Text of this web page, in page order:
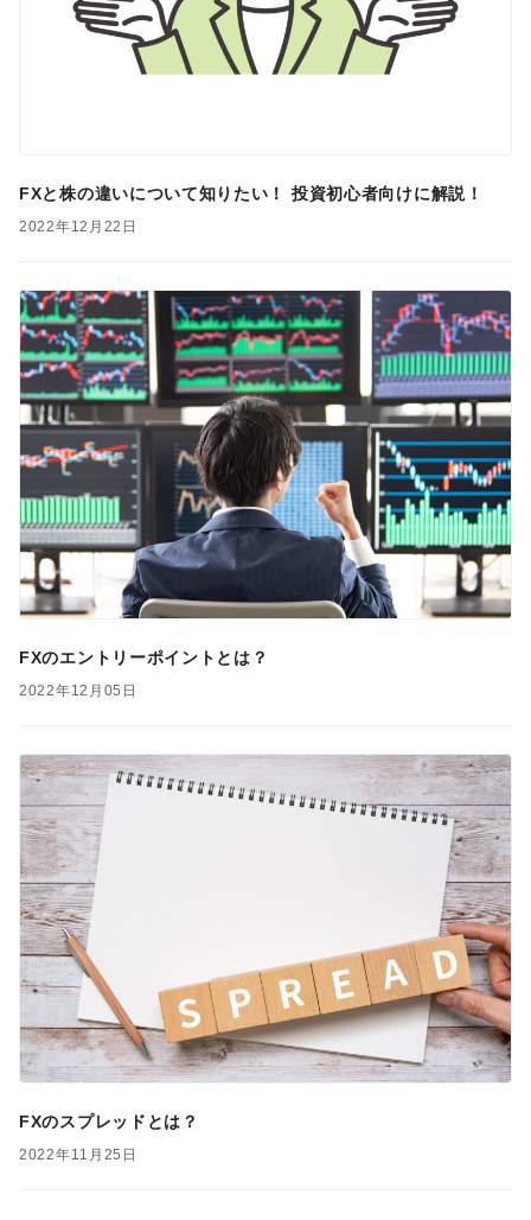
FXと株の違いについて知りたい！ 投資初心者向けに解説！
2022年12月22日
FXのエントリーポイントとは？
2022年12月05日
FXのスプレッドとは？
2022年11月25日